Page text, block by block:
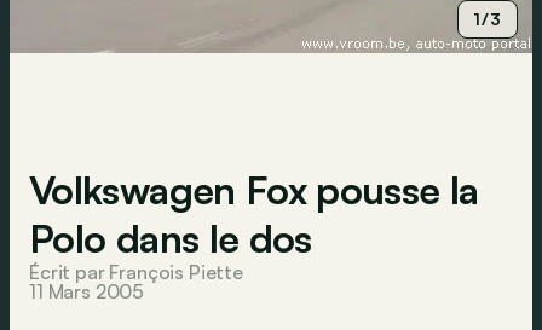
1/3
Volkswagen Fox pousse la
Polo dans le dos
Écrit par François Piette
11 Mars 2005